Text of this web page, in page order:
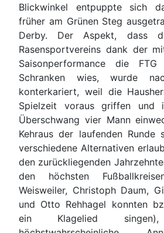
Blickwinkel entpuppte sich
früher am Grünen Steg
Derby. Der Aspekt, dass
Rasensportvereins dank der
Saisonperformance die
Schranken wies, wurde
konterkariert, weil die
Spielzeit voraus griffen und
Überschwang vier Mann
Kehraus der laufenden Runde
verschiedene Alternativen
den zurückliegenden
den höchsten
Weisweiler, Christoph Daum,
und Otto Rehhagel konnten
ein Klagelied